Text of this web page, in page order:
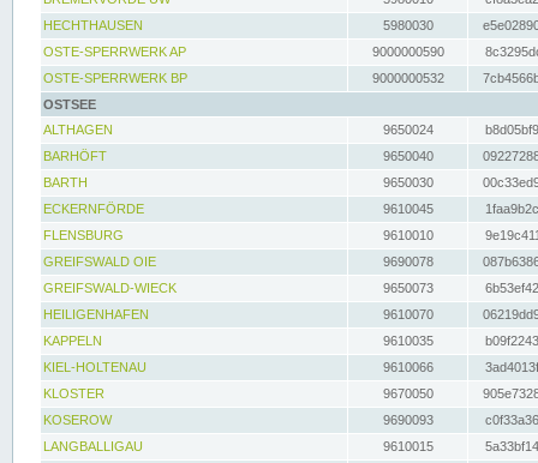
HECHTHAUSEN
5980030
OSTE-SPERRWERK AP
9000000590
OSTE-SPERRWERK BP
9000000532
OSTSEE
ALTHAGEN
9650024
BARHÖFT
9650040
BARTH
9650030
ECKERNFÖRDE
9610045
FLENSBURG
9610010
GREIFSWALD OIE
9690078
GREIFSWALD-WIECK
9650073
HEILIGENHAFEN
9610070
KAPPELN
9610035
KIEL-HOLTENAU
9610066
KLOSTER
9670050
KOSEROW
9690093
LANGBALLIGAU
9610015